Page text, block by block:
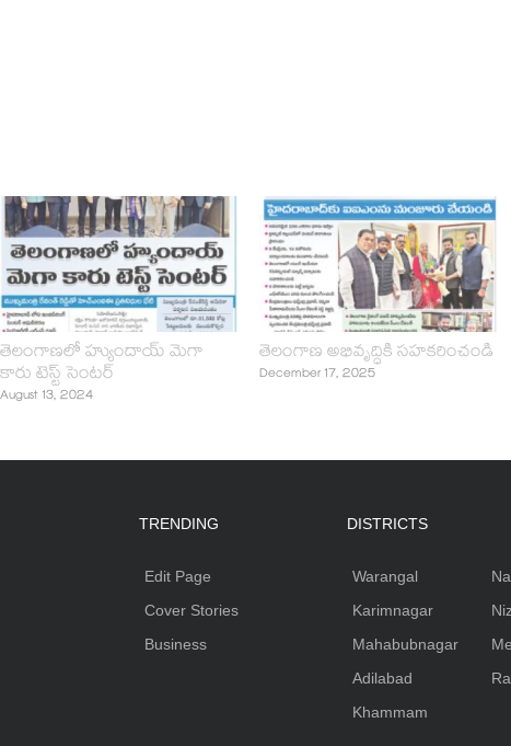
తెలంగాణలో హ్యుందాయ్‌ మెగా
కారు టెస్ట్‌ సెంటర్‌
August 13, 2024
తెలంగాణ అభివృద్ధికి సహకరించండి
December 17, 2025
TRENDING
Edit Page
Cover Stories
Business
DISTRICTS
Warangal
Karimnagar
Mahabubnagar
Adilabad
Khammam